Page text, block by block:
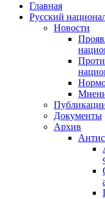
Главная
Русский
Новости
Документы
Архив